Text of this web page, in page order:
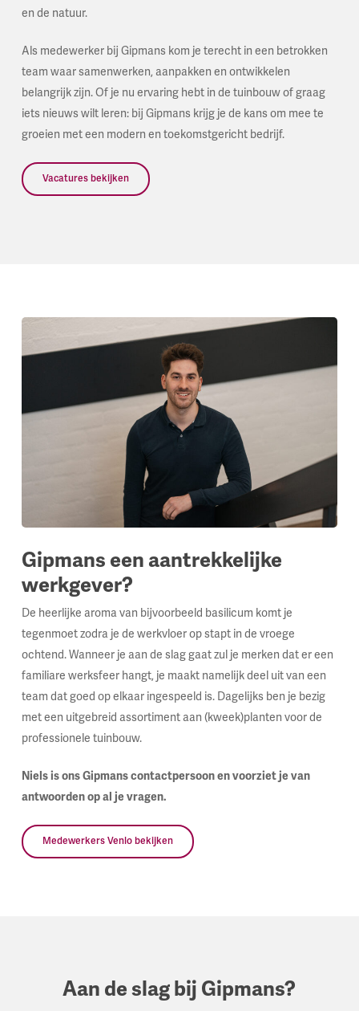
en de natuur.
Als medewerker bij Gipmans kom je terecht in een betrokken
team waar samenwerken, aanpakken en ontwikkelen
belangrijk zijn. Of je nu ervaring hebt in de tuinbouw of graag
iets nieuws wilt leren: bij Gipmans krijg je de kans om mee te
groeien met een modern en toekomstgericht bedrijf.
Vacatures bekijken
Gipmans een aantrekkelijke
werkgever?
De heerlijke aroma van bijvoorbeeld basilicum komt je
tegenmoet zodra je de werkvloer op stapt in de vroege
ochtend. Wanneer je aan de slag gaat zul je merken dat er een
familiare werksfeer hangt, je maakt namelijk deel uit van een
team dat goed op elkaar ingespeeld is. Dagelijks ben je bezig
met een uitgebreid assortiment aan (kweek)planten voor de
professionele tuinbouw.
Niels is ons Gipmans contactpersoon en voorziet je van
antwoorden op al je vragen.
Medewerkers Venlo bekijken
Aan de slag bij Gipmans?